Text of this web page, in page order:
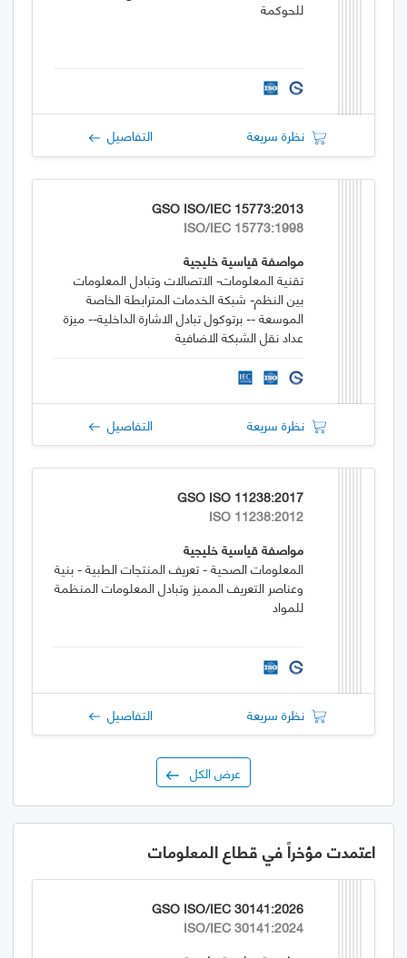
للحوكمة
نظرة سريعة التفاصيل
GSO ISO/IEC 15773:2013
ISO/IEC 15773:1998
مواصفة قياسية خليجية
تقنية المعلومات- الاتصالات وتبادل المعلومات
بين النظم- شبكة الخدمات المترابطة الخاصة
الموسعة -- برتوكول تبادل الاشارة الداخلية-- ميزة
عداد نقل الشبكة الاضافية
نظرة سريعة التفاصيل
GSO ISO 11238:2017
ISO 11238:2012
مواصفة قياسية خليجية
المعلومات الصحية - تعريف المنتجات الطبية - بنية
وعناصر التعريف المميز وتبادل المعلومات المنظمة
للمواد
نظرة سريعة التفاصيل
عرض الكل
اعتمدت مؤخراً في قطاع المعلومات
GSO ISO/IEC 30141:2026
ISO/IEC 30141:2024